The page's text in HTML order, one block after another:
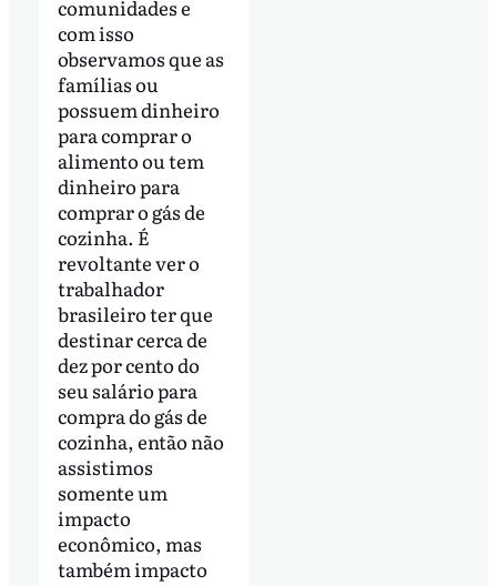
comunidades e
com isso
observamos que as
famílias ou
possuem dinheiro
para comprar o
alimento ou tem
dinheiro para
comprar o gás de
cozinha. É
revoltante ver o
trabalhador
brasileiro ter que
destinar cerca de
dez por cento do
seu salário para
compra do gás de
cozinha, então não
assistimos
somente um
impacto
econômico, mas
também impacto